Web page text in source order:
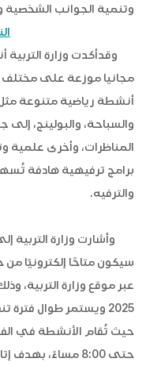
وتنمية الجوانب الشخصية
مجانيا موزعة على مختلف
أنشطة رياضية متنوعة مثل:
والسباحة، والبولينج،
المناظرات، وأخرى علمية
برامج ترفيهية هادفة
والترفيه.
وأشارت وزارة التربية
سيكون متاحًا إلكترونيًا
حتى 8:00 مساءً،